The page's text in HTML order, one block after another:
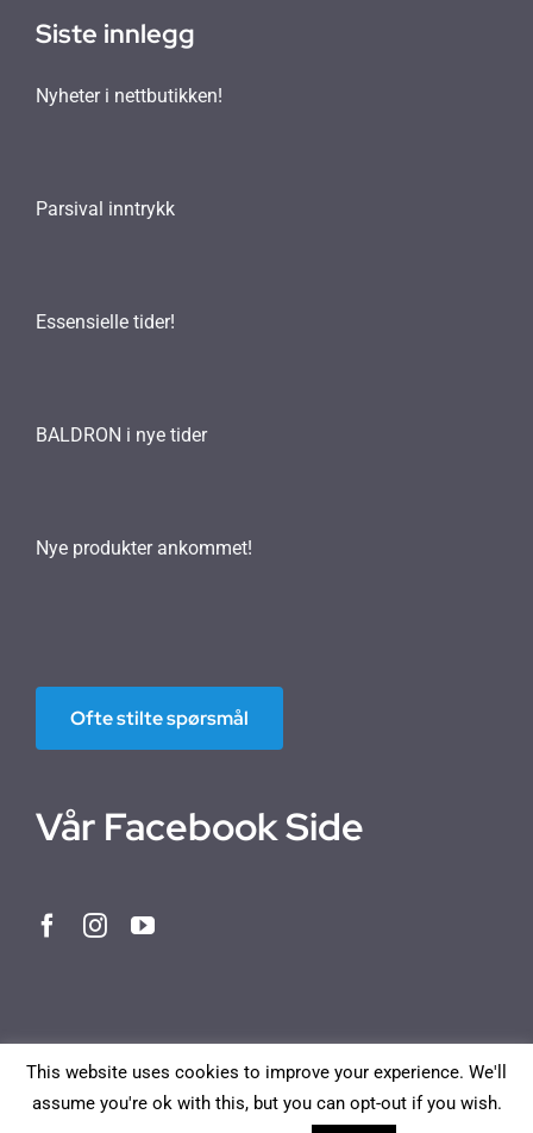
Siste innlegg
Nyheter i nettbutikken!
Parsival inntrykk
Essensielle tider!
BALDRON i nye tider
Nye produkter ankommet!
Ofte stilte spørsmål
Vår Facebook Side
This website uses cookies to improve your experience. We'll
assume you're ok with this, but you can opt-out if you wish.
Norwegian Bokmål English Deutsch Français